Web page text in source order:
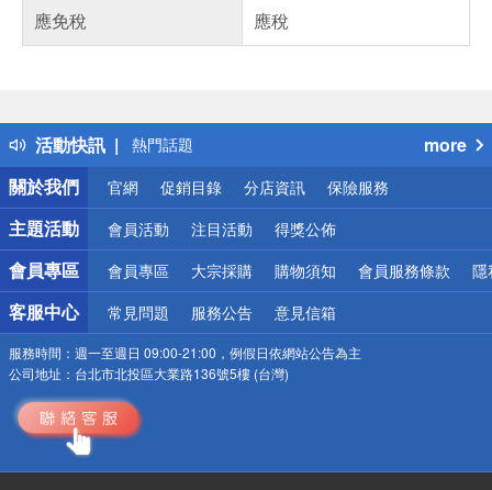
應免稅
應稅
活動快訊
得獎公告
熱門話題
銀行優惠
偏遠地區配送
詐騙網頁！請小心！
more
關於我們
官網 促銷目錄 分店資訊 保險服務
主題活動 會員活動 注目活動 得獎公佈
會員專區 會員專區 大宗採購 購物須知 會員服務條款 隱
客服中心 常見問題 服務公告 意見信箱
服務時間： 週一至週日 09:00-21:00，例假日依網站公告為主
公司地址： 台北市北投區大業路136號5樓 (台灣)